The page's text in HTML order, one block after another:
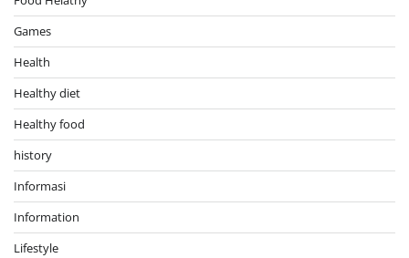
Games
Health
Healthy diet
Healthy food
history
Informasi
Information
Lifestyle